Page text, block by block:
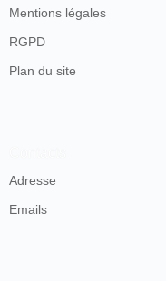
Mentions légales
RGPD
Plan du site
Adresse
Emails